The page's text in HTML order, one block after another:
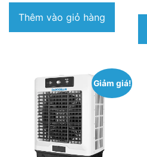
4.750.000₫.
tại
là:
Thêm vào giỏ hàng
Giảm giá!